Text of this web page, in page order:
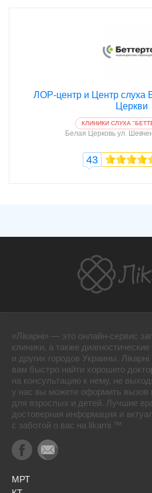
ЛОР-центр и Центр слуха
Церкви
КЛИНИКИ СЛУХА
Белая Церковь ул.
43
«Лікарні» — это онлайн-сервис
клиники, а также
и других городов Украины.
вам быстро найти хорошего
на консультацию к нему, не
у нас вы можете оформить вызов
для взрослых и детей. Лучшие
достоверная информация и
с заботой о вас на likarni ™
МРТ